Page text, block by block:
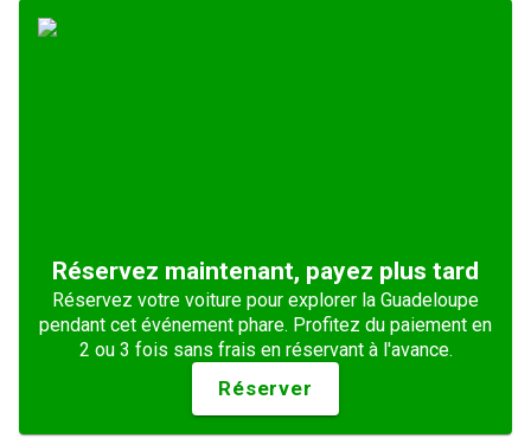
Réservez maintenant, payez plus tard
Réservez votre voiture pour explorer la Guadeloupe
pendant cet événement phare. Profitez du paiement en
2 ou 3 fois sans frais en réservant à l'avance.
Réserver